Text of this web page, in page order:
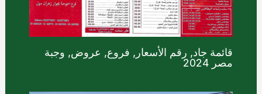
قائمة جاد, رقم الأسعار, فروع, عروض, وجبة
مصر 2024